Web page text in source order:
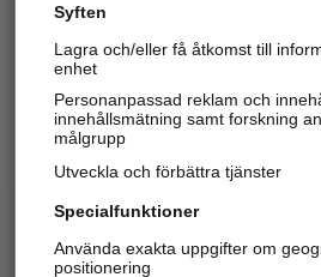
Hitta.se - Gratis nummerupplysning.
Sök företag, personer och platser.
Hitta telefonnummer, adresser,
Kom igång
Syften
Lagra och/eller få åtkomst till
enhet
Personanpassad reklam och
innehållsmätning samt forskning
målgrupp
Utveckla och förbättra tjänster
Specialfunktioner
Använda exakta uppgifter om
positionering